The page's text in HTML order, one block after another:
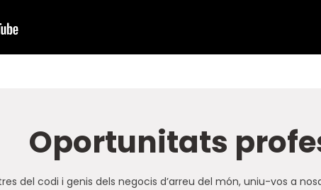
Oportunitats
del codi i genis dels negocis d’arreu del món, uniu-vos a